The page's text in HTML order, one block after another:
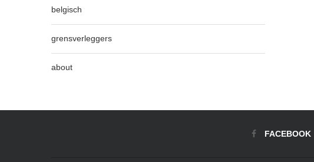
belgisch
grensverleggers
about
FACEBOOK